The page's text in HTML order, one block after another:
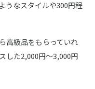
商品詳細はこちら
うなスタイルや300円程
高級品をもらっていれ
した2,000円〜3,000円